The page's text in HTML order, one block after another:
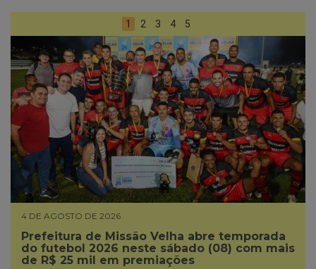
1 2 3 4 5
4 DE AGOSTO DE 2026
Prefeitura de Missão Velha abre temporada
do futebol 2026 neste sábado (08) com mais
de R$ 25 mil em premiações